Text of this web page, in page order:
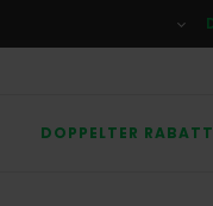
DOPPELTER RABATT